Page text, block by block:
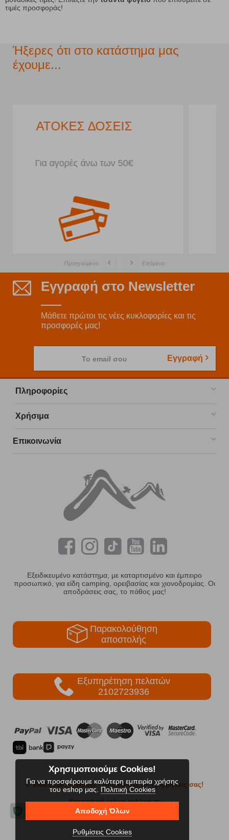
τιμές προσφοράς!
Ήξερες ότι στο κατάστημα μας
έχουμε...
ΧΩΡΟΣ ΣΤΑΘΜΕΥΣΗΣ
Μπροστά από το κατάστημα
Προηγούμενο Επόμενο
Εγγραφή στο Newsletter
Μάθετε πρώτοι τις νέες κυκλοφορίες και τις
προσφορές μας!
Το email σου Εγγραφή
Πληροφορίες
Χρήσιμα
Επικοινωνία
Εξειδικευμένο κατάστημα, με καταρτισμένο και έμπειρο
προσωπικό, για είδη camping, ορειβασίας και χιονοδρομίας. Οι
αποδράσεις σας, το πάθος μας!
Παρακολούθηση
αποστολής
Εξυπηρέτηση πελατών
2102723936
© 2002-2026 FreeRider- Απολαύστε τις εξορμήσεις σας!
Κατασκευή eshop netikon.gr
Χρησιμοποιούμε Cookies!
Για να προσφέρουμε καλύτερη εμπειρία χρήσης
του eshop μας. Πολιτική Cookies
Αποδοχή Όλων
Ρυθμίσεις Cookies